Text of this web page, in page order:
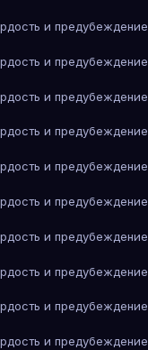
и предубеждение
и предубеждение
и предубеждение
и предубеждение
и предубеждение
и предубеждение
и предубеждение
и предубеждение
и предубеждение
и предубеждение